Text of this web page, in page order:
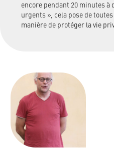
encore pendant 20 minutes à
urgents », cela pose de
manière de protéger la vie